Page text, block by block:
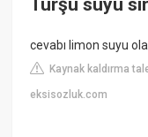
Turşu suyu
cevabı limon suyu
Kaynak kaldırma
eksisozluk.com